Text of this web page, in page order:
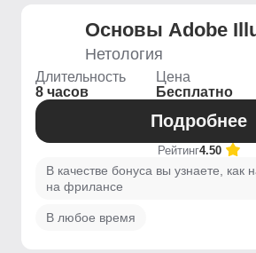
Основы Adobe
Нетология
Длительность
8 часов
Цена
Бесплатно
Подробнее
Рейтинг4.50
В качестве бонуса вы узнаете, как
на фрилансе
В любое время